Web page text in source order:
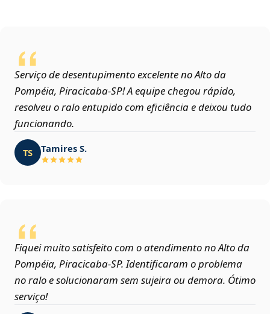
Serviço de desentupimento excelente no Alto da
Pompéia, Piracicaba‑SP! A equipe chegou rápido,
resolveu o ralo entupido com eficiência e deixou tudo
funcionando.
TS Tamires S.
Fiquei muito satisfeito com o atendimento no Alto da
Pompéia, Piracicaba‑SP. Identificaram o problema
no ralo e solucionaram sem sujeira ou demora. Ótimo
serviço!